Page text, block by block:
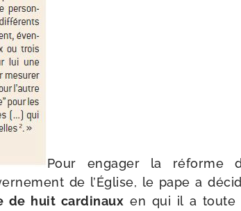
Pour enga­ger la réforme
de l’Église, le pape a
de huit car­di­naux en qui il a toute